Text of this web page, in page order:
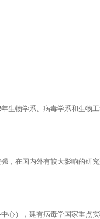
生物学系、病毒学系和生物
，在国内外有较大影响的研
心），建有病毒学国家重点